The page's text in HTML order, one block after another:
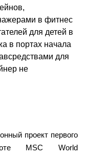
проект первого
MSC World
в фитнес
для детей в
в портах начала
для
не